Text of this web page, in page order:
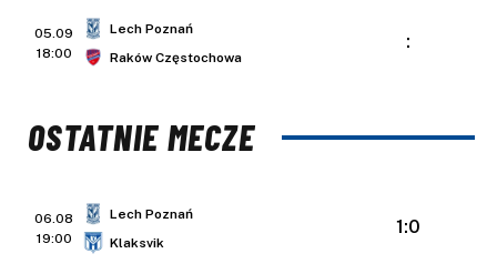
05.09
18:00
Lech Poznań
Raków Częstochowa
:
OSTATNIE MECZE
06.08
19:00
Lech Poznań
Klaksvik
1:0